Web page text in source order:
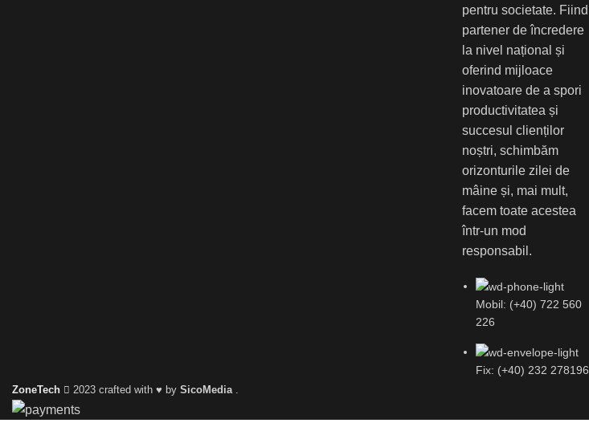
pentru societate. Fiind
partener de încredere
la nivel național și
oferind mijloace
inovatoare de a spori
productivitatea și
succesul clienților
noștri, schimbăm
orizonturile zilei de
mâine și, mai mult,
facem toate acestea
într-un mod
responsabil.
Mobil: (+40) 722 560
226
Fix: (+40) 232 278196
ZoneTech 2023 crafted with ♥ by SicoMedia.